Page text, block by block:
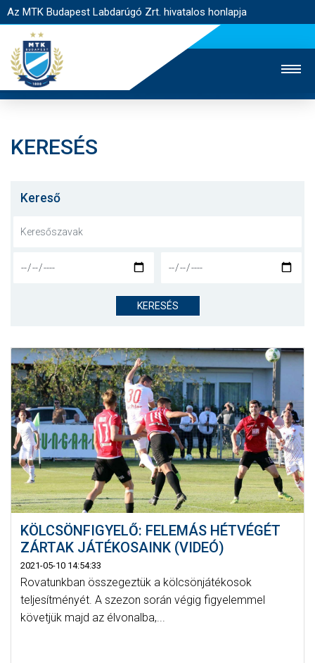
Az MTK Budapest Labdarúgó Zrt. hivatalos honlapja
JEGYÉRTÉKESÍTÉS
NYITÓLAP
CSAPATOK
KLUB
GALÉRIA
SZURKOLÓI ÉLMÉNYEK
AKKREDITÁCIÓ
KERESÉS
Kereső
KERESÉS
KÖLCSÖNFIGYELŐ: FELEMÁS HÉTVÉGÉT
ZÁRTAK JÁTÉKOSAINK (VIDEÓ)
2021-05-10 14:54:33
Rovatunkban összegeztük a kölcsönjátékosok
teljesítményét. A szezon során végig figyelemmel
követjük majd az élvonalba,...